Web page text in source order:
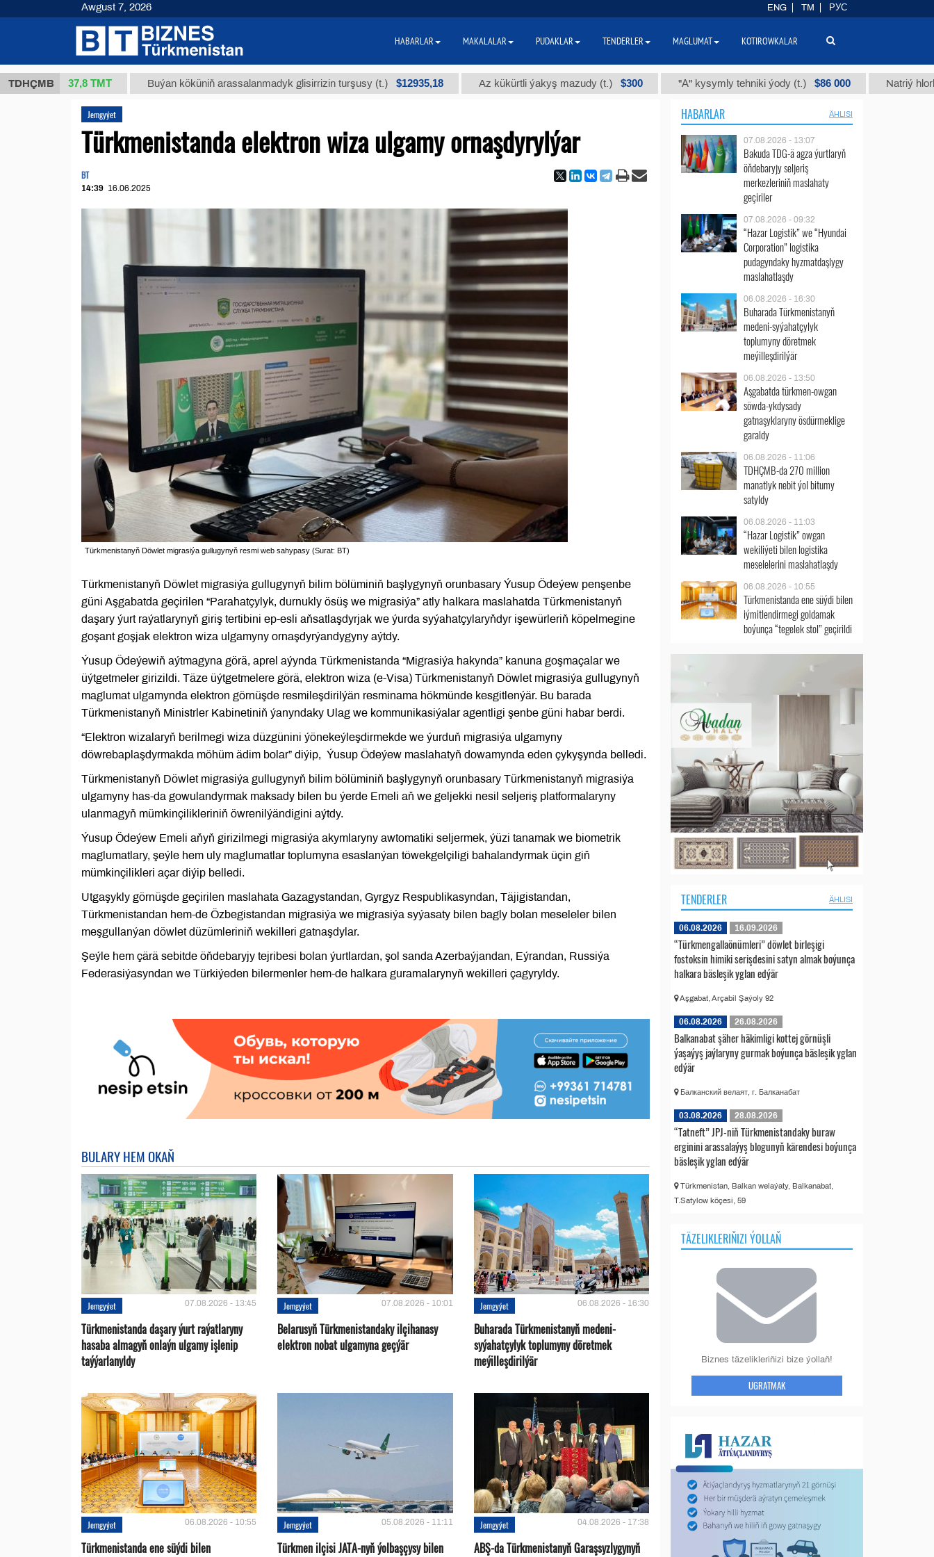
TDHÇMB
37,8 ТМТ Buýan köküniň arassalanmadyk glisirrizin turşusy (t.) $12935,18 Az kükürtli ýakyş mazudy (t.) $300 "А" kysymly tehniki ýody (t.) $86 000 Natriý hlorly
Jemgyýet
Türkmenistanda elektron wiza ulgamy ornaşdyrylýar
BT
14:39 16.06.2025
Türkmenistanyň Döwlet migrasiýa gullugynyň resmi web sahypasy (Surat: BT)
Türkmenistanyň Döwlet migrasiýa gullugynyň bilim bölüminiň başlygynyň orunbasary Ýusup Ödeýew penşenbe
güni Aşgabatda geçirilen “Parahatçylyk, durnukly ösüş we migrasiýa” atly halkara maslahatda Türkmenistanyň
daşary ýurt raýatlarynyň giriş tertibini ep-esli aňsatlaşdyrjak we ýurda syýahatçylaryňdyr işewürleriň köpelmegine
goşant goşjak elektron wiza ulgamyny ornaşdyrýandygyny aýtdy.
Ýusup Ödeýewiň aýtmagyna görä, aprel aýynda Türkmenistanda “Migrasiýa hakynda” kanuna goşmaçalar we
üýtgetmeler girizildi. Täze üýtgetmelere görä, elektron wiza (e-Visa) Türkmenistanyň Döwlet migrasiýa gullugynyň
maglumat ulgamynda elektron görnüşde resmileşdirilýän resminama hökmünde kesgitlenýär. Bu barada
Türkmenistanyň Ministrler Kabinetiniň ýanyndaky Ulag we kommunikasiýalar agentligi şenbe güni habar berdi.
“Elektron wizalaryň berilmegi wiza düzgünini ýönekeýleşdirmekde we ýurduň migrasiýa ulgamyny
döwrebaplaşdyrmakda möhüm ädim bolar” diýip, Ýusup Ödeýew maslahatyň dowamynda eden çykyşynda belledi.
Türkmenistanyň Döwlet migrasiýa gullugynyň bilim bölüminiň başlygynyň orunbasary Türkmenistanyň migrasiýa
ulgamyny has-da gowulandyrmak maksady bilen bu ýerde Emeli aň we geljekki nesil seljeriş platformalaryny
ulanmagyň mümkinçilikleriniň öwrenilýändigini aýtdy.
Ýusup Ödeýew Emeli aňyň girizilmegi migrasiýa akymlaryny awtomatiki seljermek, ýüzi tanamak we biometrik
maglumatlary, şeýle hem uly maglumatlar toplumyna esaslanýan töwekgelçiligi bahalandyrmak üçin giň
mümkinçilikleri açar diýip belledi.
Utgaşykly görnüşde geçirilen maslahata Gazagystandan, Gyrgyz Respublikasyndan, Täjigistandan,
Türkmenistandan hem-de Özbegistandan migrasiýa we migrasiýa syýasaty bilen bagly bolan meseleler bilen
meşgullanýan döwlet düzümleriniň wekilleri gatnaşdylar.
Şeýle hem çärä sebitde öňdebaryjy tejribesi bolan ýurtlardan, şol sanda Azerbaýjandan, Eýrandan, Russiýa
Federasiýasyndan we Türkiýeden bilermenler hem-de halkara guramalarynyň wekilleri çagyryldy.
BULARY HEM OKAŇ
Jemgyýet 07.08.2026 - 13:45
Türkmenistanda daşary ýurt raýatlaryny
hasaba almagyň onlaýn ulgamy işlenip
taýýarlanyldy
Jemgyýet 07.08.2026 - 10:01
Belarusyň Türkmenistandaky ilçihanasy
elektron nobat ulgamyna geçýär
Jemgyýet 06.08.2026 - 16:30
Buharada Türkmenistanyň medeni-
syýahatçylyk toplumyny döretmek
meýilleşdirilýär
Jemgyýet 06.08.2026 - 10:55
Türkmenistanda ene süýdi bilen
Jemgyýet 05.08.2026 - 11:11
Türkmen ilçisi JATA-nyň ýolbaşçysy bilen
Jemgyýet 04.08.2026 - 17:38
ABŞ-da Türkmenistanyň Garaşsyzlygynyň
HABARLAR ÄHLISI
07.08.2026 - 13:07
Bakuda TDG-ä agza ýurtlaryň
öňdebaryjy seljeriş
merkezleriniň maslahaty
geçiriler
07.08.2026 - 09:32
“Hazar Logistik” we “Hyundai
Corporation” logistika
pudagyndaky hyzmatdaşlygy
maslahatlaşdy
06.08.2026 - 16:30
Buharada Türkmenistanyň
medeni-syýahatçylyk
toplumyny döretmek
meýilleşdirilýär
06.08.2026 - 13:50
Aşgabatda türkmen-owgan
söwda-ykdysady
gatnaşyklaryny ösdürmeklige
garaldy
06.08.2026 - 11:06
TDHÇMB-da 270 million
manatlyk nebit ýol bitumy
satyldy
06.08.2026 - 11:03
“Hazar Logistik” owgan
wekiliýeti bilen logistika
meselelerini maslahatlaşdy
06.08.2026 - 10:55
Türkmenistanda ene süýdi bilen
iýmitlendirmegi goldamak
boýunça “tegelek stol” geçirildi
TENDERLER ÄHLISI
06.08.2026 16.09.2026
“Türkmengallaönümleri” döwlet birleşigi
fostoksin himiki serişdesini satyn almak boýunça
halkara bäsleşik yglan edýär
Aşgabat, Arçabil Şaýoly 92
06.08.2026 26.08.2026
Balkanabat şäher häkimligi kottej görnüşli
ýaşaýyş jaýlaryny gurmak boýunça bäsleşik yglan
edýär
Балканский велаят, г. Балканабат
03.08.2026 28.08.2026
“Tatneft” JPJ-niň Türkmenistandaky buraw
erginini arassalaýyş blogunyň kärendesi boýunça
bäsleşik yglan edýär
Türkmenistan, Balkan welaýaty, Balkanabat,
T.Satylow köçesi, 59
TÄZELIKLERIŇIZI ÝOLLAŇ
Biznes täzelikleriňizi bize ýollaň!
UGRATMAK
Awgust 7, 2026 ENG TM РУС
HABARLAR MAKALALAR PUDAKLAR TENDERLER MAGLUMAT KOTIROWKALAR